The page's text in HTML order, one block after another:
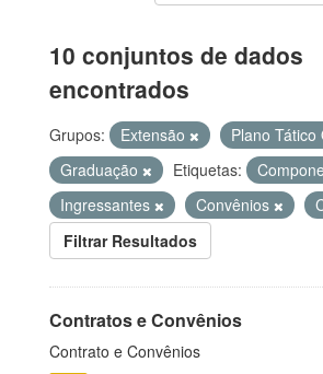
10 conjuntos de dados
encontrados
Grupos: Extensão
Plano Tático
Graduação
Etiquetas:
Ingressantes
Convênios
Filtrar Resultados
Contratos e Convênios
Contrato e Convênios